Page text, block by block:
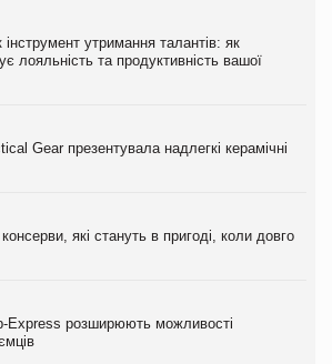
інструмент утримання талантів: як
лояльність та продуктивність вашої
Gear презентувала надлегкі керамічні
які стануть в пригоді, коли довго
Express розширюють можливості